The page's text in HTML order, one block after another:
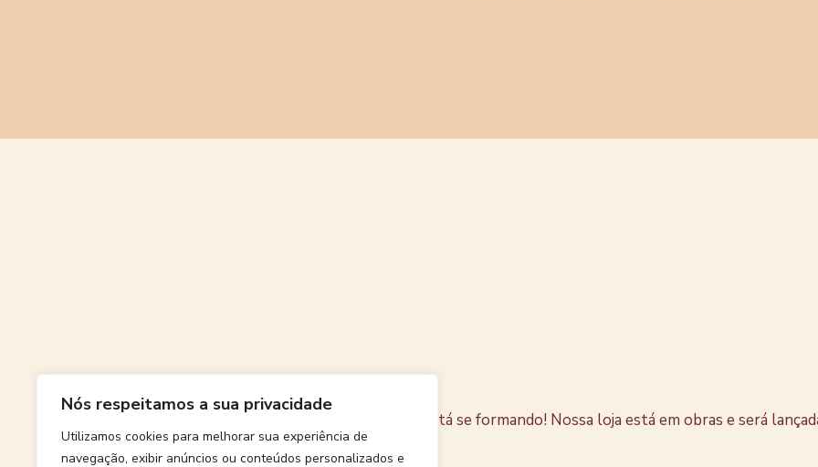
Nós respeitamos a sua privacidade
Utilizamos cookies para melhorar sua experiência de
navegação, exibir anúncios ou conteúdos personalizados e
Algo grande está se formando! Nossa loja está em obras e será